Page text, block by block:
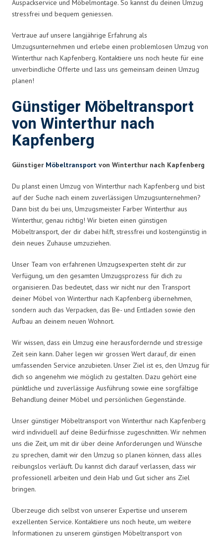
Auspackservice und Möbelmontage. So kannst du deinen Umzug
stressfrei und bequem geniessen.
Vertraue auf unsere langjährige Erfahrung als
Umzugsunternehmen und erlebe einen problemlosen Umzug von
Winterthur nach Kapfenberg. Kontaktiere uns noch heute für eine
unverbindliche Offerte und lass uns gemeinsam deinen Umzug
planen!
Günstiger Möbeltransport
von Winterthur nach
Kapfenberg
Günstiger Möbeltransport von Winterthur nach Kapfenberg
Du planst einen Umzug von Winterthur nach Kapfenberg und bist
auf der Suche nach einem zuverlässigen Umzugsunternehmen?
Dann bist du bei uns, Umzugsmeister Farber Winterthur aus
Winterthur, genau richtig! Wir bieten einen günstigen
Möbeltransport, der dir dabei hilft, stressfrei und kostengünstig in
dein neues Zuhause umzuziehen.
Unser Team von erfahrenen Umzugsexperten steht dir zur
Verfügung, um den gesamten Umzugsprozess für dich zu
organisieren. Das bedeutet, dass wir nicht nur den Transport
deiner Möbel von Winterthur nach Kapfenberg übernehmen,
sondern auch das Verpacken, das Be- und Entladen sowie den
Aufbau an deinem neuen Wohnort.
Wir wissen, dass ein Umzug eine herausfordernde und stressige
Zeit sein kann. Daher legen wir grossen Wert darauf, dir einen
umfassenden Service anzubieten. Unser Ziel ist es, den Umzug für
dich so angenehm wie möglich zu gestalten. Dazu gehört eine
pünktliche und zuverlässige Ausführung sowie eine sorgfältige
Behandlung deiner Möbel und persönlichen Gegenstände.
Unser günstiger Möbeltransport von Winterthur nach Kapfenberg
wird individuell auf deine Bedürfnisse zugeschnitten. Wir nehmen
uns die Zeit, um mit dir über deine Anforderungen und Wünsche
zu sprechen, damit wir den Umzug so planen können, dass alles
reibungslos verläuft. Du kannst dich darauf verlassen, dass wir
professionell arbeiten und dein Hab und Gut sicher ans Ziel
bringen.
Überzeuge dich selbst von unserer Expertise und unserem
exzellenten Service. Kontaktiere uns noch heute, um weitere
Informationen zu unserem günstigen Möbeltransport von